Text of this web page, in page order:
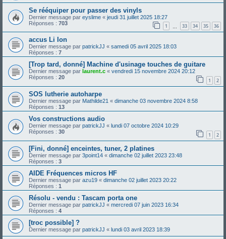
Se rééquiper pour passer des vinyls
Dernier message par eyslime « jeudi 31 juillet 2025 18:27
Réponses : 703 1 33 34 35 36
accus Li Ion
Dernier message par patrickJJ « samedi 05 avril 2025 18:03
Réponses : 7
[Trop tard, donné] Machine d'usinage touches de guitare
Dernier message par laurent.c « vendredi 15 novembre 2024 20:12
Réponses : 20 1 2
SOS lutherie autoharpe
Dernier message par Mathilde21 « dimanche 03 novembre 2024 8:58
Réponses : 13
Vos constructions audio
Dernier message par patrickJJ « lundi 07 octobre 2024 10:29
Réponses : 30 1 2
[Fini, donné] enceintes, tuner, 2 platines
Dernier message par 3point14 « dimanche 02 juillet 2023 23:48
Réponses : 3
AIDE Fréquences micros HF
Dernier message par azu19 « dimanche 02 juillet 2023 20:22
Réponses : 1
Résolu - vendu : Tascam porta one
Dernier message par patrickJJ « mercredi 07 juin 2023 16:34
Réponses : 4
[troc possible] ?
Dernier message par patrickJJ « lundi 03 avril 2023 18:39